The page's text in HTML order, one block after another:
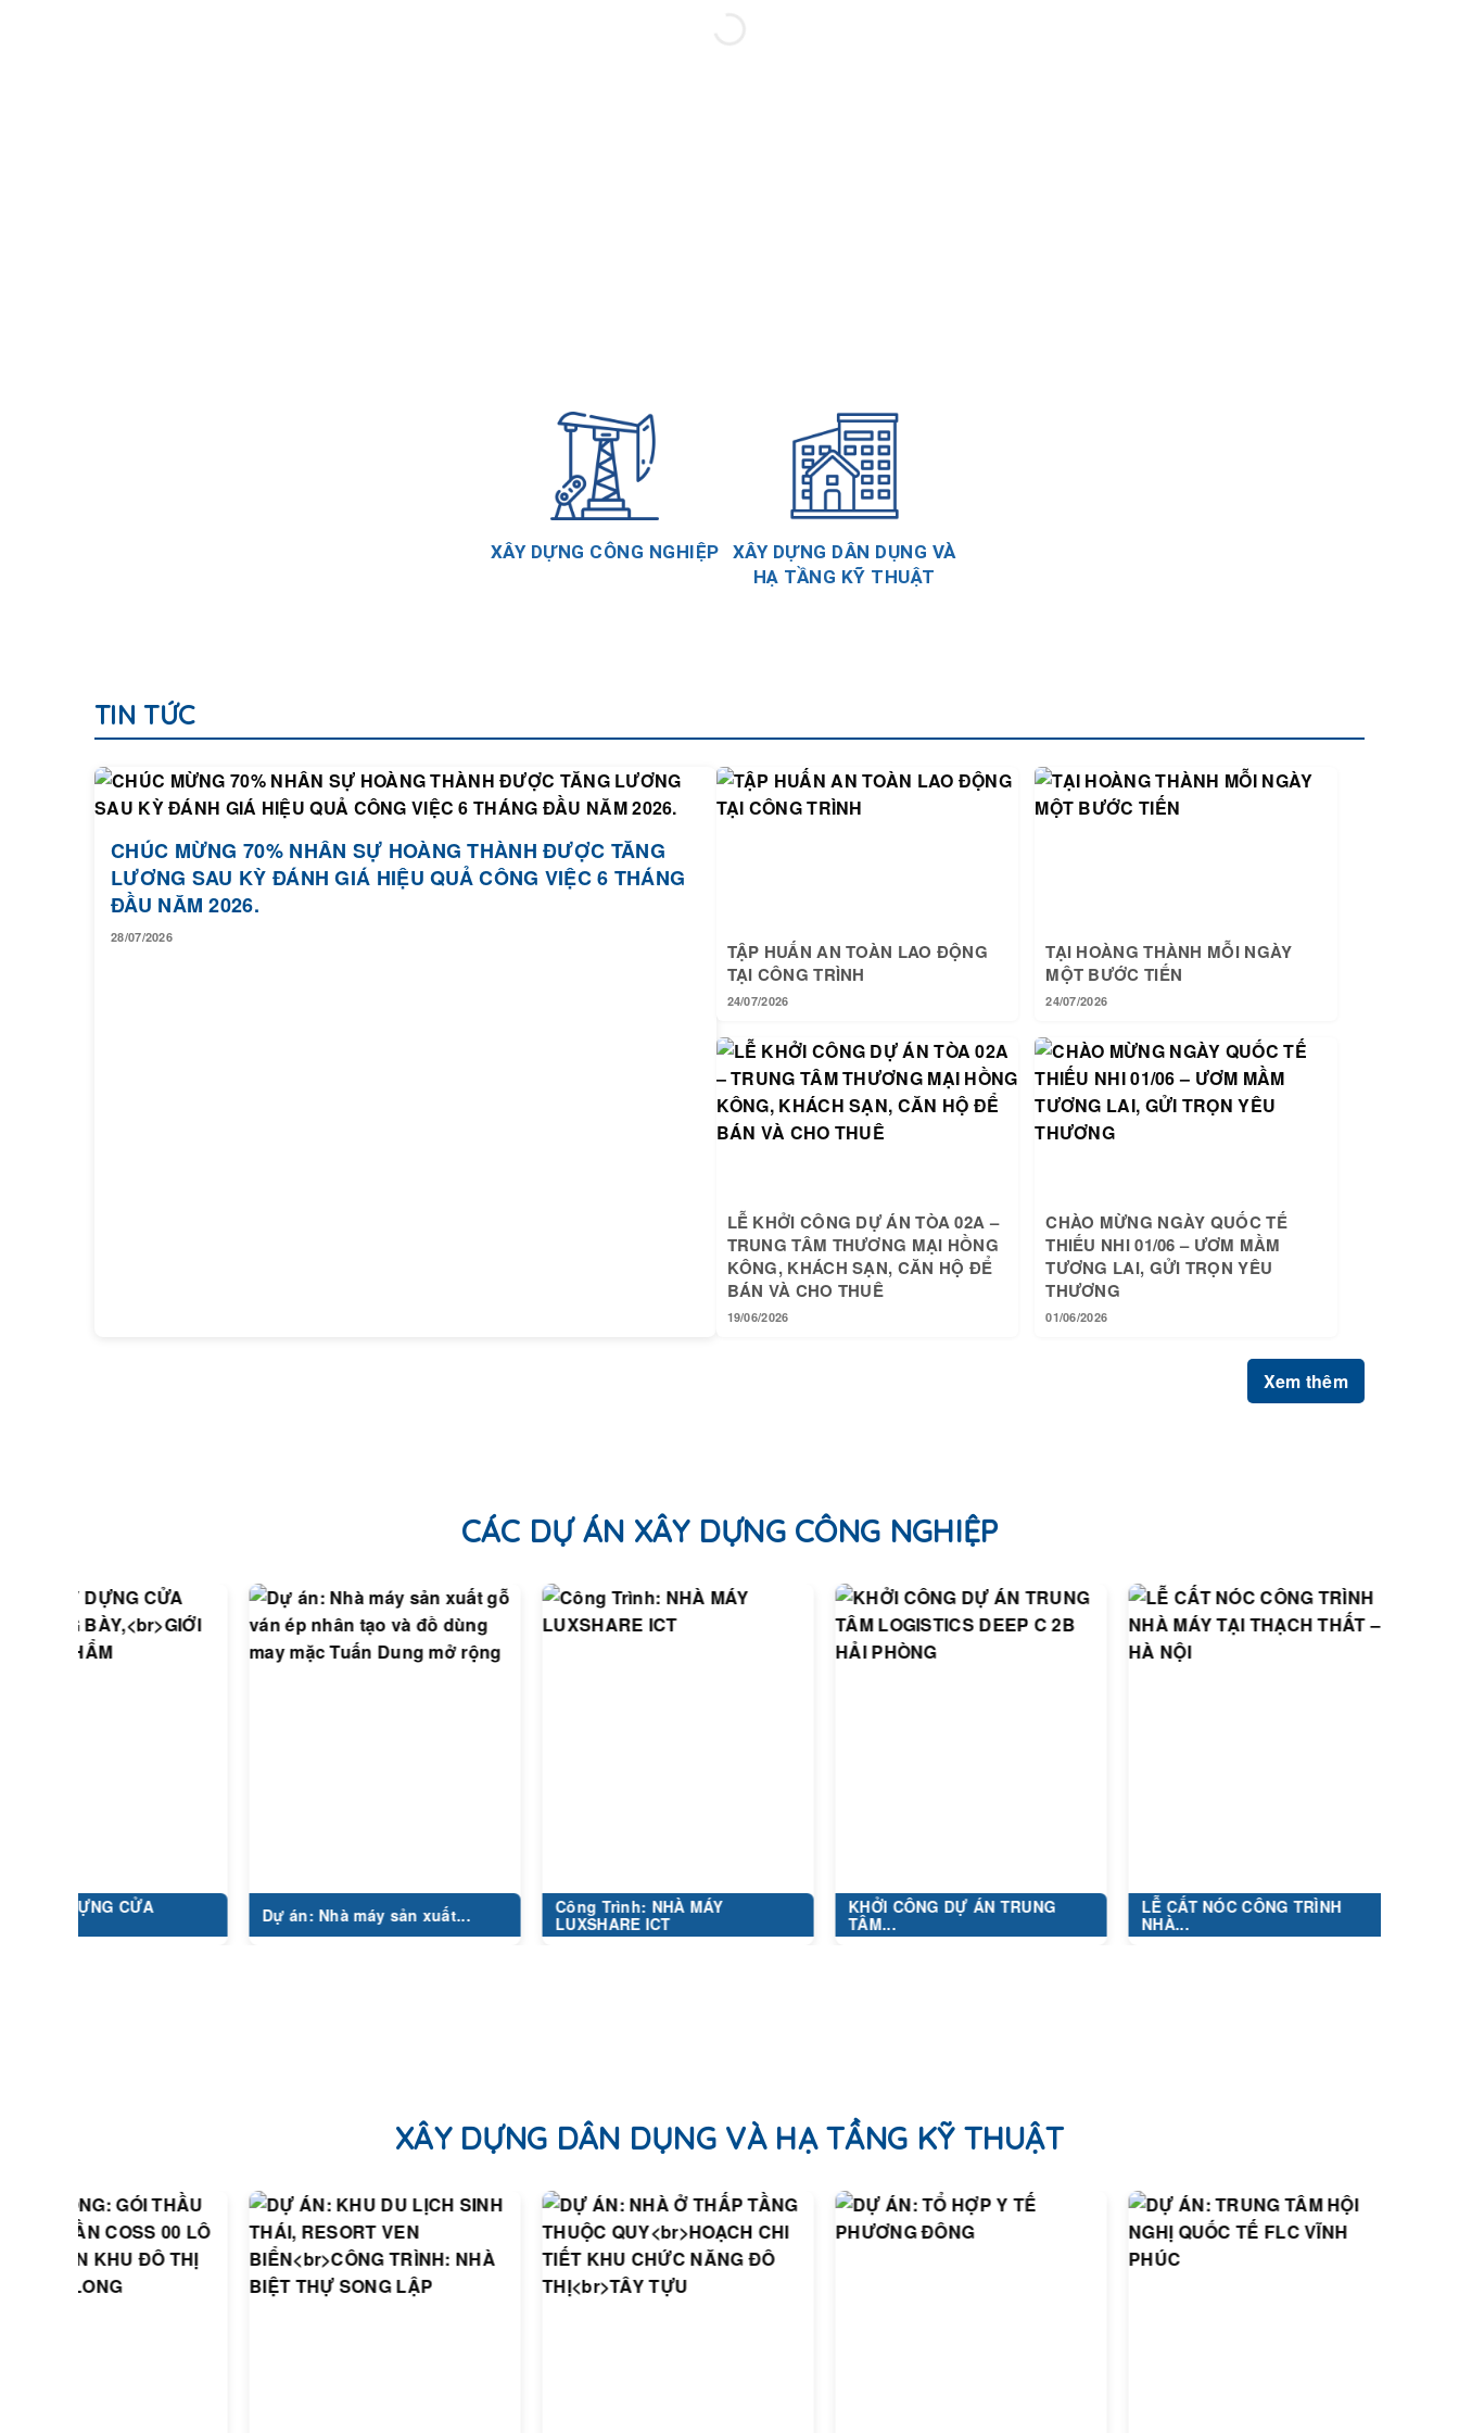
XÂY DỰNG CÔNG NGHIỆP
XÂY DỰNG DÂN DỤNG VÀ
HẠ TẦNG KỸ THUẬT
TIN TỨC
CHÚC MỪNG 70% NHÂN SỰ HOÀNG THÀNH ĐƯỢC TĂNG
LƯƠNG SAU KỲ ĐÁNH GIÁ HIỆU QUẢ CÔNG VIỆC 6 THÁNG
ĐẦU NĂM 2026.
28/07/2026
TẬP HUẤN AN TOÀN LAO ĐỘNG
TẠI CÔNG TRÌNH
24/07/2026
TẠI HOÀNG THÀNH MỖI NGÀY
MỘT BƯỚC TIẾN
24/07/2026
LỄ KHỞI CÔNG DỰ ÁN TÒA 02A –
TRUNG TÂM THƯƠNG MẠI HỒNG
KÔNG, KHÁCH SẠN, CĂN HỘ ĐỂ
BÁN VÀ CHO THUÊ
19/06/2026
CHÀO MỪNG NGÀY QUỐC TẾ
THIẾU NHI 01/06 – ƯƠM MẦM
TƯƠNG LAI, GỬI TRỌN YÊU
THƯƠNG
01/06/2026
Xem thêm
CÁC DỰ ÁN XÂY DỰNG CÔNG NGHIỆP
DỰNG CỬA Dự án: Nhà máy sản xuất...
Công Trình: NHÀ MÁY
LUXSHARE ICT
KHỞI CÔNG DỰ ÁN TRUNG
LỄ CẤT NÓC CÔNG TRÌNH
XÂY DỰNG DÂN DỤNG VÀ HẠ TẦNG KỸ THUẬT